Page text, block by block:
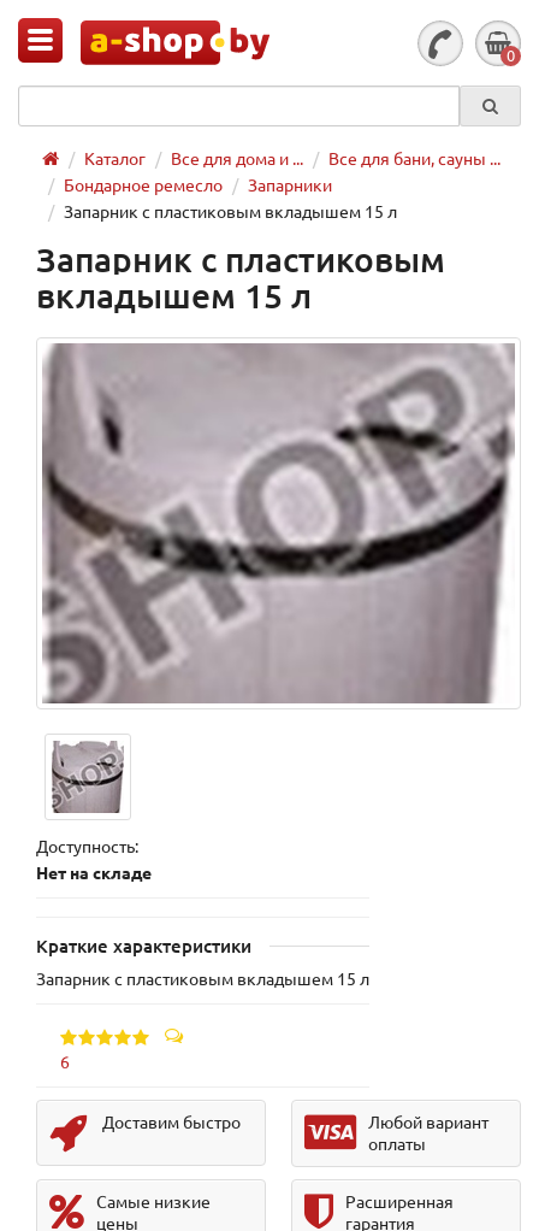
0
Каталог Все для дома и ...
Все для бани, сауны ...
Бондарное ремесло
Запарники
Запарник с пластиковым вкладышем 15 л
Запарник с пластиковым
вкладышем 15 л
Доступность:
Нет на складе
Краткие характеристики
Запарник с пластиковым вкладышем 15 л
6
Доставим быстро
Любой вариант
оплаты
Самые низкие
цены
Расширенная
гарантия